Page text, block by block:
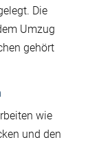
Die
Umzug
gehört
wie
und den